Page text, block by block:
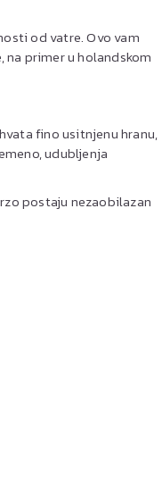
od vatre. Ovo vam
primer u holandskom
fino usitnjenu hranu,
udubljenja
postaju nezaobilazan